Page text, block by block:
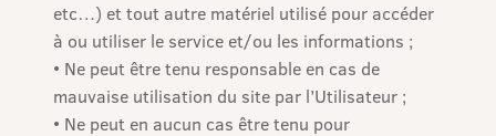
etc…) et tout autre matériel utilisé pour accéder
à ou utiliser le service et/ou les informations ;
• Ne peut être tenu responsable en cas de
mauvaise utilisation du site par l’Utilisateur ;
• Ne peut en aucun cas être tenu pour